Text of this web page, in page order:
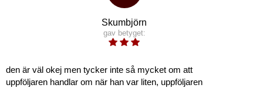
Skumbjörn
gav betyget:
den är väl okej men tycker inte så mycket om att
uppföljaren handlar om när han var liten, uppföljaren